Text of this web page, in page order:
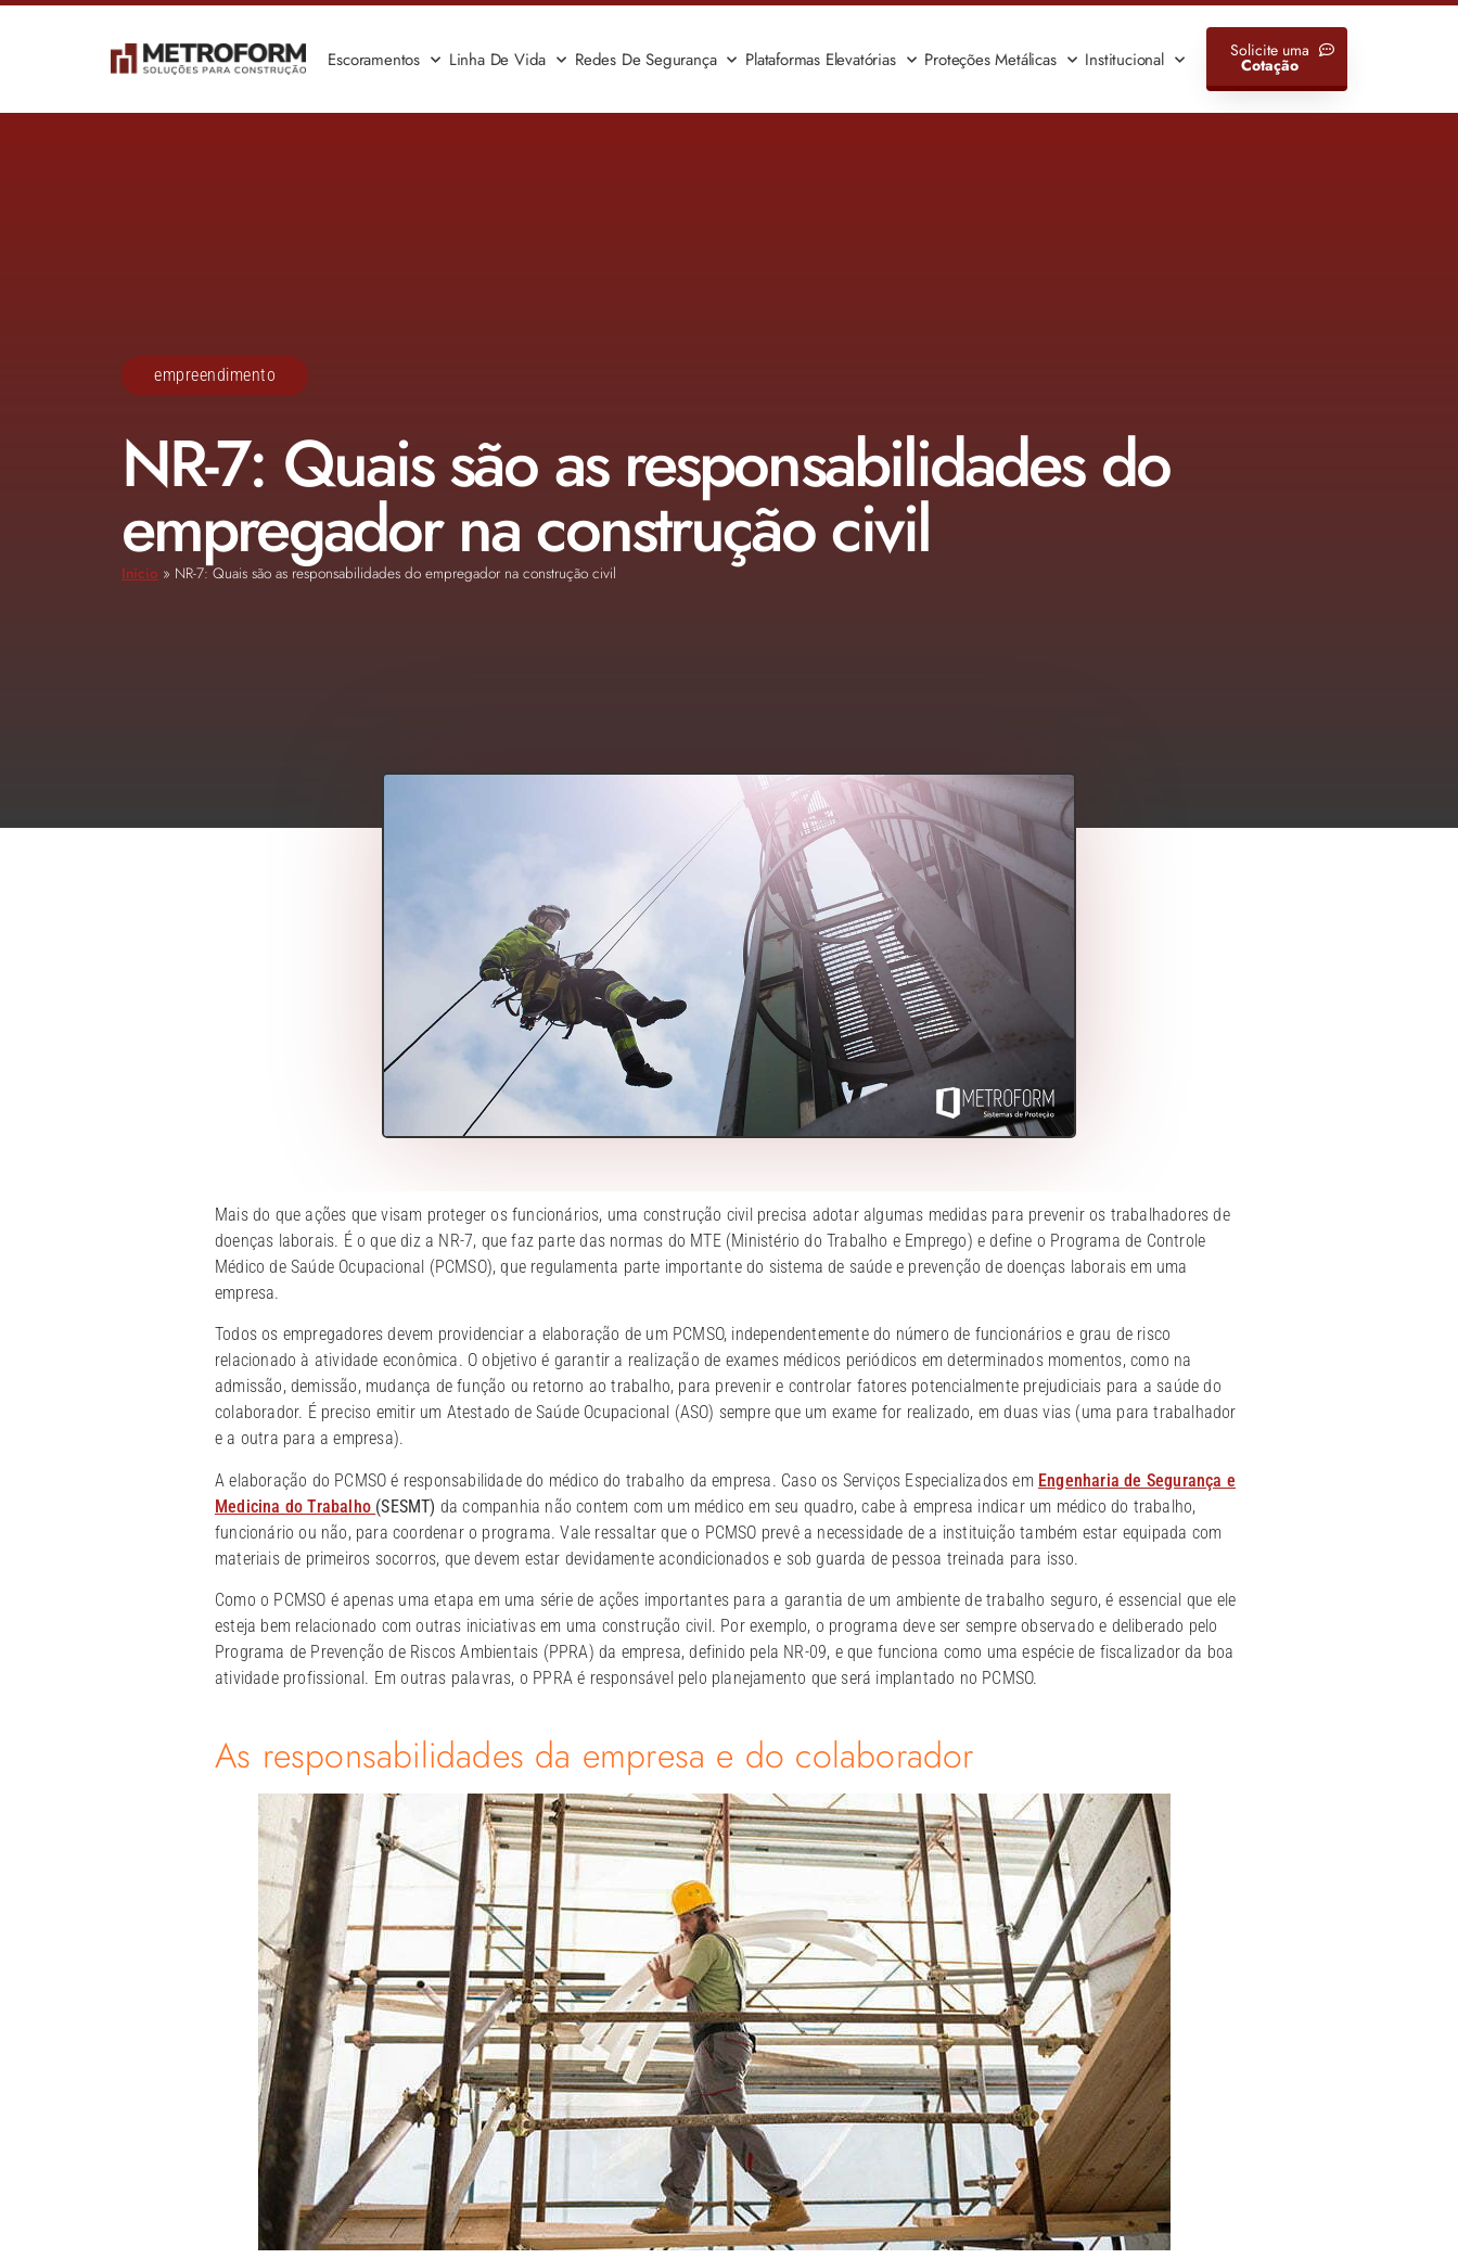
Escoramentos Linha De Vida Redes De Segurança Plataformas Elevatórias Proteções Metálicas Institucional Solicite uma
Cotação
empreendimento
NR-7: Quais são as responsabilidades do
empregador na construção civil
Início » NR-7: Quais são as responsabilidades do empregador na construção civil
Mais do que ações que visam proteger os funcionários, uma construção civil precisa adotar algumas medidas para prevenir os trabalhadores de
doenças laborais. É o que diz a NR-7, que faz parte das normas do MTE (Ministério do Trabalho e Emprego) e define o Programa de Controle
Médico de Saúde Ocupacional (PCMSO), que regulamenta parte importante do sistema de saúde e prevenção de doenças laborais em uma
empresa.
Todos os empregadores devem providenciar a elaboração de um PCMSO, independentemente do número de funcionários e grau de risco
relacionado à atividade econômica. O objetivo é garantir a realização de exames médicos periódicos em determinados momentos, como na
admissão, demissão, mudança de função ou retorno ao trabalho, para prevenir e controlar fatores potencialmente prejudiciais para a saúde do
colaborador. É preciso emitir um Atestado de Saúde Ocupacional (ASO) sempre que um exame for realizado, em duas vias (uma para trabalhador
e a outra para a empresa).
A elaboração do PCMSO é responsabilidade do médico do trabalho da empresa. Caso os Serviços Especializados em Engenharia de Segurança e
Medicina do Trabalho (SESMT) da companhia não contem com um médico em seu quadro, cabe à empresa indicar um médico do trabalho,
funcionário ou não, para coordenar o programa. Vale ressaltar que o PCMSO prevê a necessidade de a instituição também estar equipada com
materiais de primeiros socorros, que devem estar devidamente acondicionados e sob guarda de pessoa treinada para isso.
Como o PCMSO é apenas uma etapa em uma série de ações importantes para a garantia de um ambiente de trabalho seguro, é essencial que ele
esteja bem relacionado com outras iniciativas em uma construção civil. Por exemplo, o programa deve ser sempre observado e deliberado pelo
Programa de Prevenção de Riscos Ambientais (PPRA) da empresa, definido pela NR-09, e que funciona como uma espécie de fiscalizador da boa
atividade profissional. Em outras palavras, o PPRA é responsável pelo planejamento que será implantado no PCMSO.
As responsabilidades da empresa e do colaborador